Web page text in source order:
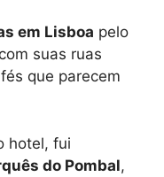
em Lisboa pelo
suas ruas
que parecem
hotel, fui
do Pombal,